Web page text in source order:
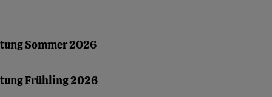
Sommer 2026
Frühling 2026